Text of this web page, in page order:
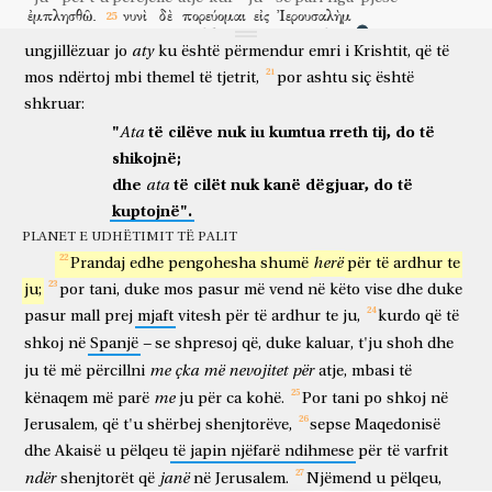
ἐμπλησθῶ. νυνὶ δὲ πορεύομαι εἰς Ἰερουσαλὴμ
διακονῶν
duke shërbyer
τοῖς ἁγίοις.
shenjtorëve
εὐδόκησαν
pëlqeu
γὰρ
sepse
Maqedonia
κοινωνίαν
πτωχοὺς τῶν ἁγίων τῶν ἐν Ἰερουσαλήμ.
γάρ
sepse
καὶ
edhe borxhlinj janë të atyre nëse sepse
αὐτῶν
të atyre
ἐκοινώνησαν
morën pjesë
ἐν τοῖς σαρκικοῖς
mishëroret
λειτουργῆσαι
për të shërbyer atyre këtë prandaj
ἐπιτελέσας,
kur përfundoj
καὶ
dhe
σφραγισάμενος
kur vulos
αὐτοῖς
atyre
τὸν καρπὸν
frytin
τοῦτον,
këtë
ἀπελεύσομαι
do të shkoj
δι’
përmes
ὑμῶν
jush
εἰς Σπανίαν.
Spanjë
οἶδα δὲ
dhe
ὅτι
se
ἐρχόμενος
duke ardhur
πρὸς
te
ὑμᾶς,
ju
ἐν
në
πληρώματι
plotësi
εὐλογίας
bekimi
Χριστοῦ,
të Krishtit
ἐλεύσομαι.
do të vij
παρακαλῶ
bëj thirrje dhe
ὑμᾶς,
ju
ἀδελφοί,
o vëllezër
διὰ
nëpërmjet
τοῦ
Κυρίου
Zotit
ἡμῶν,
tonë
Ἰησοῦ
Jezu
Χριστοῦ,
Krisht
καὶ
dhe
διὰ
nëpërmjet
τῆς ἀγάπης
dashurisë
τοῦ
së Frymës
συναγωνίσασθαί
për t'u përpjekur bashkë
μοι
mua
ἐν
në
ταῖς
lutjet
Krishtit.
Dhe kështu, duke pasur tani si ambicie
ungjillëzuar jo aty ku është përmendur emri i Krishtit, që të
mos ndërtoj mbi themel të tjetrit, por ashtu siç është
shkruar:
"Ata të cilëve nuk iu kumtua rreth tij, do të
shikojnë;
dhe ata të cilët nuk kanë dëgjuar, do të
kuptojnë".
PLANET E UDHËTIMIT TË PALIT
Prandaj edhe pengohesha shumë herë për të ardhur te
ju;
por tani, duke mos pasur më vend në këto vise dhe duke
pasur mall prej mjaft vitesh për të ardhur te ju, kurdo që të
shkoj në Spanjë – se shpresoj që, duke kaluar, t'ju shoh dhe
ju të më përcillni me çka më nevojitet për atje, mbasi të
kënaqem më parë me ju për ca kohë. Por tani po shkoj në
Jerusalem, që t'u shërbej shenjtorëve, sepse Maqedonisë
dhe Akaisë u pëlqeu të japin njëfarë ndihmese për të varfrit
ndër shenjtorët që janë në Jerusalem. Njëmend u pëlqeu,